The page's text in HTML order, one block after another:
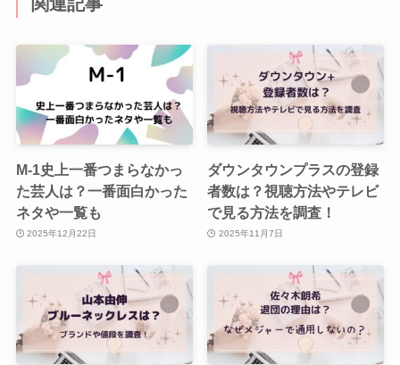
M-1史上一番つまらなかっ
た芸人は？一番面白かった
ネタや一覧も
2025年12月22日
ダウンタウンプラスの登録
者数は？視聴方法やテレビ
で見る方法を調査！
2025年11月7日